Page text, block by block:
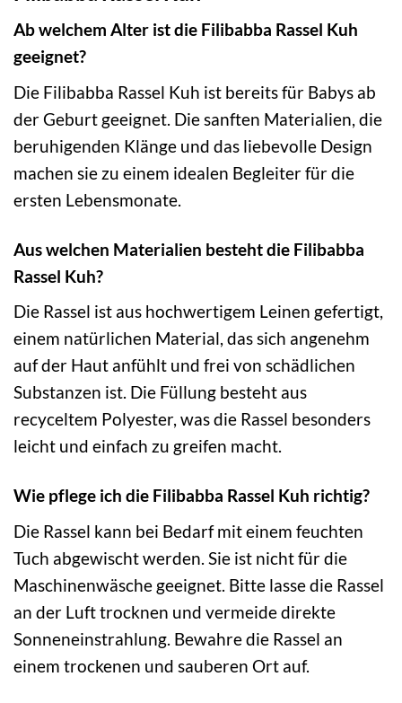
Ab welchem Alter ist die Filibabba Rassel Kuh
geeignet?
Die Filibabba Rassel Kuh ist bereits für Babys ab
der Geburt geeignet. Die sanften Materialien, die
beruhigenden Klänge und das liebevolle Design
machen sie zu einem idealen Begleiter für die
ersten Lebensmonate.
Aus welchen Materialien besteht die Filibabba
Rassel Kuh?
Die Rassel ist aus hochwertigem Leinen gefertigt,
einem natürlichen Material, das sich angenehm
auf der Haut anfühlt und frei von schädlichen
Substanzen ist. Die Füllung besteht aus
recyceltem Polyester, was die Rassel besonders
leicht und einfach zu greifen macht.
Wie pflege ich die Filibabba Rassel Kuh richtig?
Die Rassel kann bei Bedarf mit einem feuchten
Tuch abgewischt werden. Sie ist nicht für die
Maschinenwäsche geeignet. Bitte lasse die Rassel
an der Luft trocknen und vermeide direkte
Sonneneinstrahlung. Bewahre die Rassel an
einem trockenen und sauberen Ort auf.